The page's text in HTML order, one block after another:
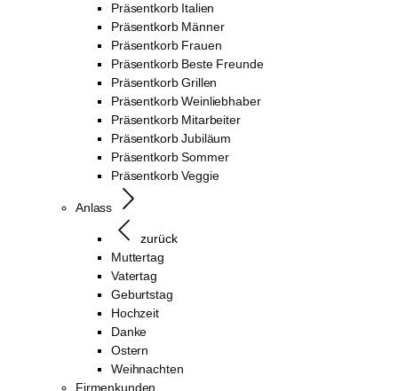
Präsentkorb Italien
Präsentkorb Männer
Präsentkorb Frauen
Präsentkorb Beste Freunde
Präsentkorb Grillen
Präsentkorb Weinliebhaber
Präsentkorb Mitarbeiter
Präsentkorb Jubiläum
Präsentkorb Sommer
Präsentkorb Veggie
Anlass
zurück
Muttertag
Vatertag
Geburtstag
Hochzeit
Danke
Ostern
Weihnachten
Firmenkunden